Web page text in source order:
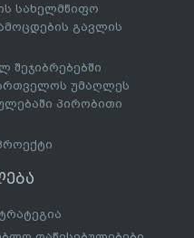
სახელმწიფო
გავლის
შეჯიბრებებში
უმაღლეს
პირობითი